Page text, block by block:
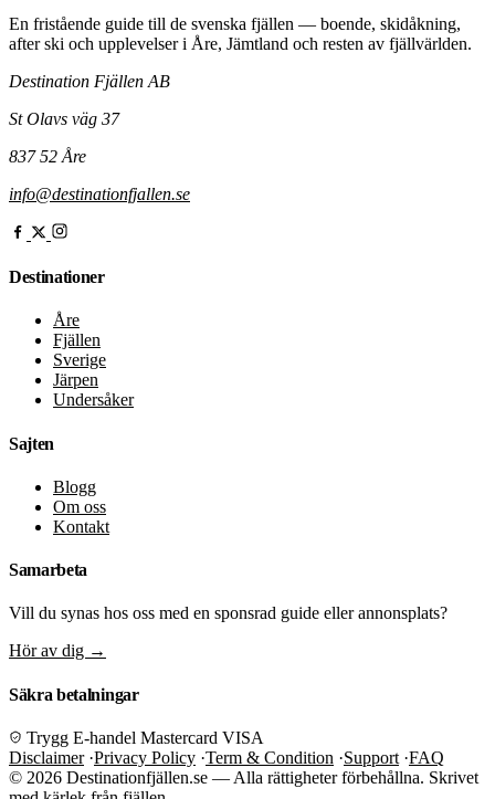
En fristående guide till de svenska fjällen — boende, skidåkning,
after ski och upplevelser i Åre, Jämtland och resten av fjällvärlden.
Destination Fjällen AB
St Olavs väg 37
837 52 Åre
info@destinationfjallen.se
Destinationer
Åre
Fjällen
Sverige
Järpen
Undersåker
Sajten
Blogg
Om oss
Kontakt
Samarbeta
Vill du synas hos oss med en sponsrad guide eller annonsplats?
Hör av dig →
Säkra betalningar
Trygg E-handel Mastercard VISA
Disclaimer ·Privacy Policy ·Term & Condition ·Support ·FAQ
© 2026 Destinationfjällen.se — Alla rättigheter förbehållna. Skrivet